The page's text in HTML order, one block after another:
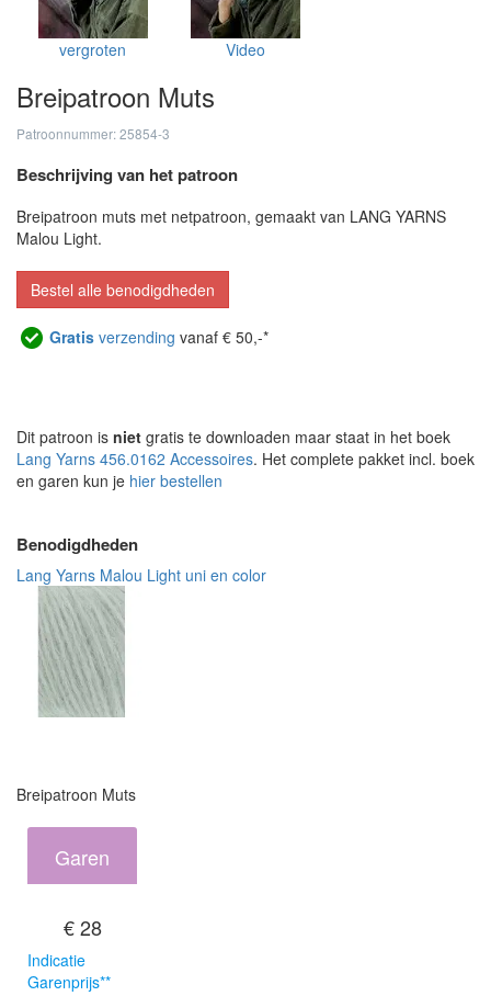
vergroten Video
Breipatroon Muts
Patroonnummer: 25854-3
Beschrijving van het patroon
Breipatroon muts met netpatroon, gemaakt van LANG YARNS
Malou Light.
Bestel alle benodigdheden
Gratis verzending vanaf € 50,-*
Dit patroon is niet gratis te downloaden maar staat in het boek
Lang Yarns 456.0162 Accessoires. Het complete pakket incl. boek
en garen kun je hier bestellen
Benodigdheden
Lang Yarns Malou Light uni en color
Breipatroon Muts
Garen
€ 28
Indicatie
Garenprijs**